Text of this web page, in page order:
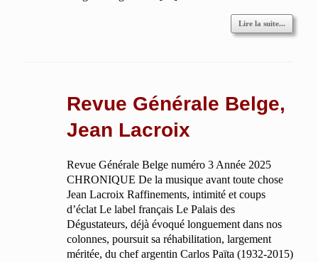
Lire la suite...
Revue Générale Belge,
Jean Lacroix
Revue Générale Belge numéro 3 Année 2025
CHRONIQUE De la musique avant toute chose
Jean Lacroix Raffinements, intimité et coups
d’éclat Le label français Le Palais des
Dégustateurs, déjà évoqué longuement dans nos
colonnes, poursuit sa réhabilitation, largement
méritée, du chef argentin Carlos Païta (1932-2015)